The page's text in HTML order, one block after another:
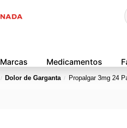
Marcas Medicamentos
Dolor de Garganta Propalgar 3mg 24